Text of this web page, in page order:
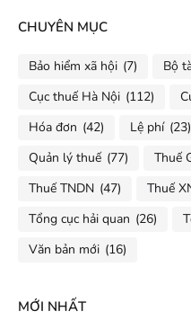
CHUYÊN MỤC
Bảo hiểm xã hội (7) Bộ
Cục thuế Hà Nội (112)
Hóa đơn (42) Lệ phí (23)
Quản lý thuế (77) Thuế
Thuế TNDN (47) Thuế
Tổng cục hải quan (26)
Văn bản mới (16)
MỚI NHẤT